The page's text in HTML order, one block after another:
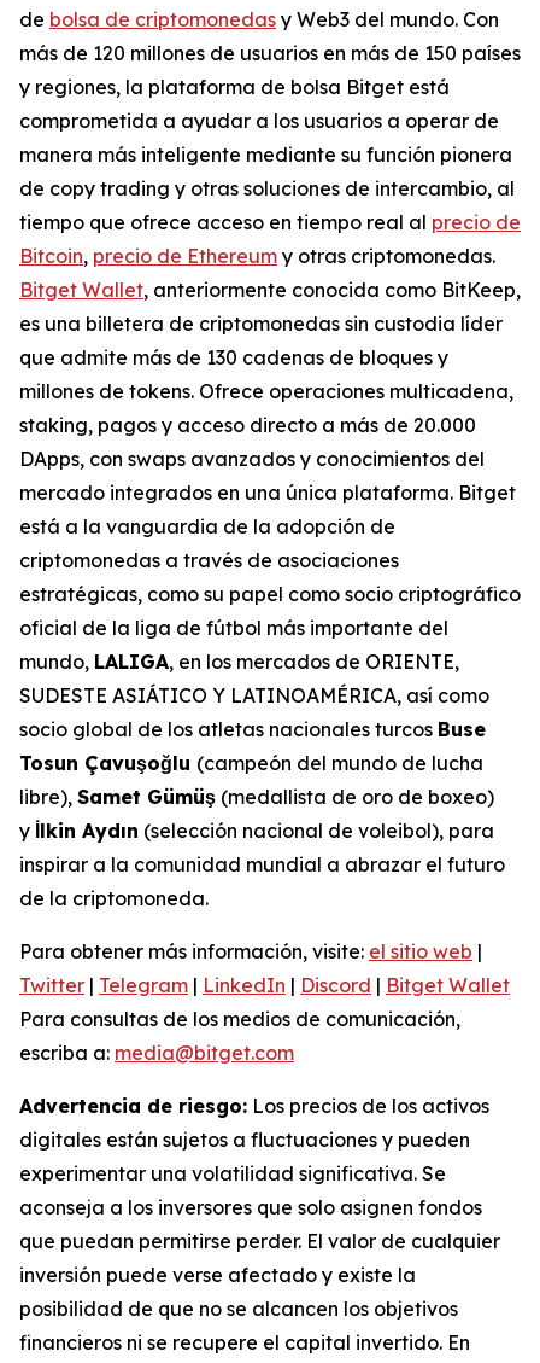
de bolsa de criptomonedas y Web3 del mundo. Con
más de 120 millones de usuarios en más de 150 países
y regiones, la plataforma de bolsa Bitget está
comprometida a ayudar a los usuarios a operar de
manera más inteligente mediante su función pionera
de copy trading y otras soluciones de intercambio, al
tiempo que ofrece acceso en tiempo real al precio de
Bitcoin, precio de Ethereum y otras criptomonedas.
Bitget Wallet, anteriormente conocida como BitKeep,
es una billetera de criptomonedas sin custodia líder
que admite más de 130 cadenas de bloques y
millones de tokens. Ofrece operaciones multicadena,
staking, pagos y acceso directo a más de 20.000
DApps, con swaps avanzados y conocimientos del
mercado integrados en una única plataforma. Bitget
está a la vanguardia de la adopción de
criptomonedas a través de asociaciones
estratégicas, como su papel como socio criptográfico
oficial de la liga de fútbol más importante del
mundo, LALIGA, en los mercados de ORIENTE,
SUDESTE ASIÁTICO Y LATINOAMÉRICA, así como
socio global de los atletas nacionales turcos Buse
Tosun Çavuşoğlu (campeón del mundo de lucha
libre), Samet Gümüş (medallista de oro de boxeo)
y İlkin Aydın (selección nacional de voleibol), para
inspirar a la comunidad mundial a abrazar el futuro
de la criptomoneda.
Para obtener más información, visite: el sitio web |
Twitter | Telegram | LinkedIn | Discord | Bitget Wallet
Para consultas de los medios de comunicación,
escriba a: media@bitget.com
Advertencia de riesgo: Los precios de los activos
digitales están sujetos a fluctuaciones y pueden
experimentar una volatilidad significativa. Se
aconseja a los inversores que solo asignen fondos
que puedan permitirse perder. El valor de cualquier
inversión puede verse afectado y existe la
posibilidad de que no se alcancen los objetivos
financieros ni se recupere el capital invertido. En